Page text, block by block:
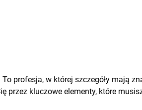
profesja, w której szczegóły mają
przez kluczowe elementy, które